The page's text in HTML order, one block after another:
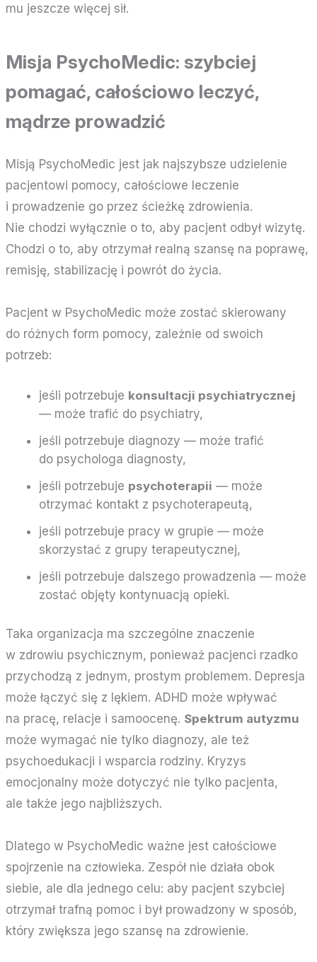
mu jeszcze więcej sił.
Misja PsychoMedic: szybciej
pomagać, całościowo leczyć,
mądrze prowadzić
Misją PsychoMedic jest jak najszybsze udzielenie
pacjentowi pomocy, całościowe leczenie
i prowadzenie go przez ścieżkę zdrowienia.
Nie chodzi wyłącznie o to, aby pacjent odbył wizytę.
Chodzi o to, aby otrzymał realną szansę na poprawę,
remisję, stabilizację i powrót do życia.
Pacjent w PsychoMedic może zostać skierowany
do różnych form pomocy, zależnie od swoich
potrzeb:
jeśli potrzebuje konsultacji psychiatrycznej
— może trafić do psychiatry,
jeśli potrzebuje diagnozy — może trafić
do psychologa diagnosty,
jeśli potrzebuje psychoterapii — może
otrzymać kontakt z psychoterapeutą,
jeśli potrzebuje pracy w grupie — może
skorzystać z grupy terapeutycznej,
jeśli potrzebuje dalszego prowadzenia — może
zostać objęty kontynuacją opieki.
Taka organizacja ma szczególne znaczenie
w zdrowiu psychicznym, ponieważ pacjenci rzadko
przychodzą z jednym, prostym problemem. Depresja
może łączyć się z lękiem. ADHD może wpływać
na pracę, relacje i samoocenę. Spektrum autyzmu
może wymagać nie tylko diagnozy, ale też
psychoedukacji i wsparcia rodziny. Kryzys
emocjonalny może dotyczyć nie tylko pacjenta,
ale także jego najbliższych.
Dlatego w PsychoMedic ważne jest całościowe
spojrzenie na człowieka. Zespół nie działa obok
siebie, ale dla jednego celu: aby pacjent szybciej
otrzymał trafną pomoc i był prowadzony w sposób,
który zwiększa jego szansę na zdrowienie.